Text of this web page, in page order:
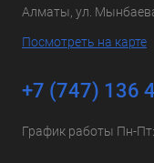
Алматы, ул.
Посмотреть на карте
+7 (747) 136
График работы Пн-